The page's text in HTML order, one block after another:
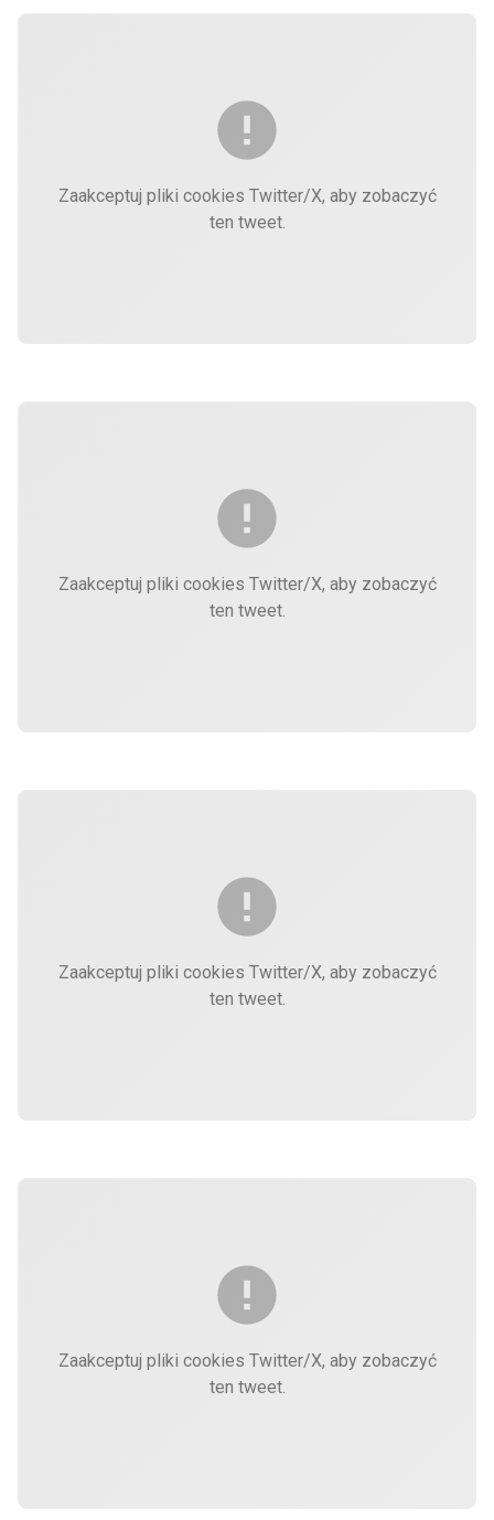
Zaakceptuj pliki cookies Twitter/X, aby zobaczyć
ten tweet.
Zaakceptuj pliki cookies Twitter/X, aby zobaczyć
ten tweet.
Zaakceptuj pliki cookies Twitter/X, aby zobaczyć
ten tweet.
Zaakceptuj pliki cookies Twitter/X, aby zobaczyć
ten tweet.